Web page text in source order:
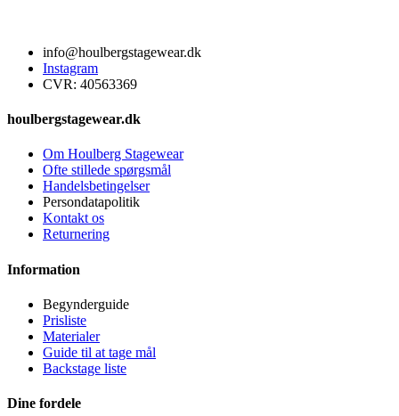
info@houlbergstagewear.dk
Instagram
CVR: 40563369
houlbergstagewear.dk
Om Houlberg Stagewear
Ofte stillede spørgsmål
Handelsbetingelser
Persondatapolitik
Kontakt os
Returnering
Information
Begynderguide
Prisliste
Materialer
Guide til at tage mål
Backstage liste
Dine fordele